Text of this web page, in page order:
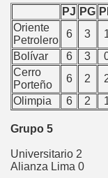
PJ PG
Oriente
Petrolero
6 3
Bolívar
6 3
Cerro
Porteño
6 2
Olimpia
6 2
Grupo 5
Universitario 2
Alianza Lima 0